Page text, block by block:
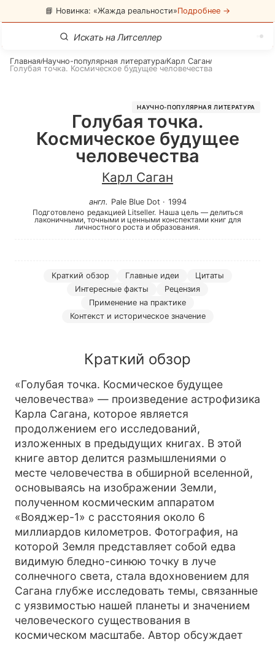
📘 Новинка: «Жажда реальности»Подробнее →
Главная/Научно-популярная литература/Карл Саган/
Голубая точка. Космическое будущее человечества
НАУЧНО-ПОПУЛЯРНАЯ ЛИТЕРАТУРА
Голубая точка.
Космическое будущее
человечества
Карл Саган
англ. Pale Blue Dot · 1994
Подготовлено редакцией Litseller. Наша цель — делиться
лаконичными, точными и ценными конспектами книг для
личностного роста и образования.
Краткий обзор Главные идеи
Цитаты
Интересные факты
Рецензия
Применение на практике
Контекст и историческое значение
Краткий обзор
«Голубая точка. Космическое будущее
человечества» — произведение астрофизика
Карла Сагана, которое является
продолжением его исследований,
изложенных в предыдущих книгах. В этой
книге автор делится размышлениями о
месте человечества в обширной вселенной,
основываясь на изображении Земли,
полученном космическим аппаратом
«Вояджер-1» с расстояния около 6
миллиардов километров. Фотография, на
которой Земля представляет собой едва
видимую бледно-синюю точку в луче
солнечного света, стала вдохновением для
Сагана глубже исследовать темы, связанные
с уязвимостью нашей планеты и значением
человеческого существования в
космическом масштабе. Автор обсуждает